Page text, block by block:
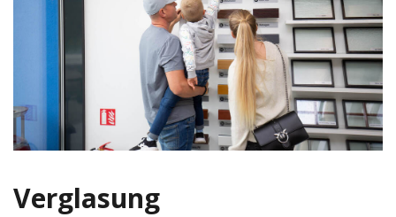
Verglasung